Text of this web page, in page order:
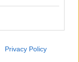
Privacy Policy